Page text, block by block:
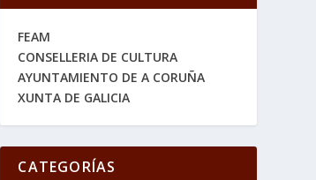
FEAM
CONSELLERIA DE CULTURA
AYUNTAMIENTO DE A CORUÑA
XUNTA DE GALICIA
CATEGORÍAS